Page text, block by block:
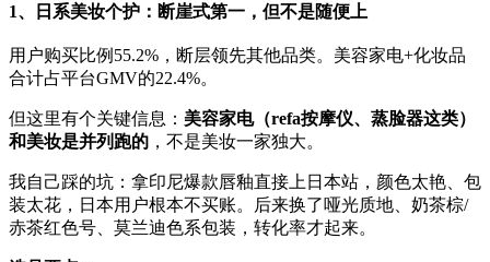
1、日系美妆个护：断崖式第一，但不是随便上
用户购买比例55.2%，断层领先其他品类。美容家电+化妆品
合计占平台GMV的22.4%。
但这里有个关键信息： 美容家电（refa按摩仪、蒸脸器这类）
和美妆是并列跑的 ，不是美妆一家独大。
我自己踩的坑：拿印尼爆款唇釉直接上日本站，颜色太艳、包
装太花，日本用户根本不买账。后来换了哑光质地、奶茶棕/
赤茶红色号、莫兰迪色系包装，转化率才起来。